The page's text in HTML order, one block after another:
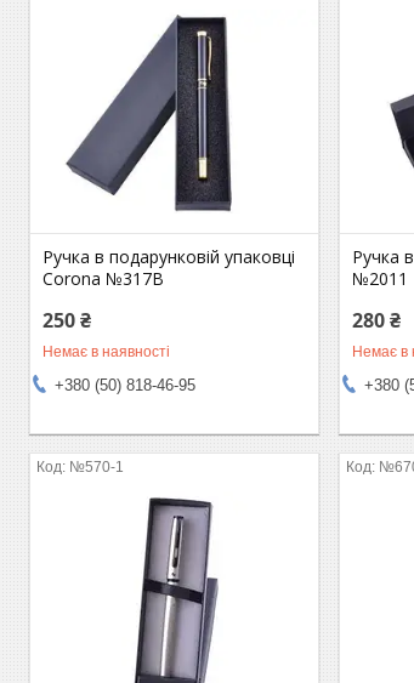
Ручка в подарунковій упаковці
Corona №317B
250 ₴
Немає в наявності
+380 (50) 818-46-95
Ручка
№2011
280 ₴
Немає в
+380
№570-1